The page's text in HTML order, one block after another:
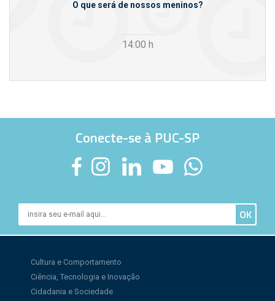
O que será de nossos meninos?
14:00 h
Conecte-se à PUC-SP
Cultura e Comportamento
Ciência, Tecnologia e Inovação
Cidadania e Sociedade